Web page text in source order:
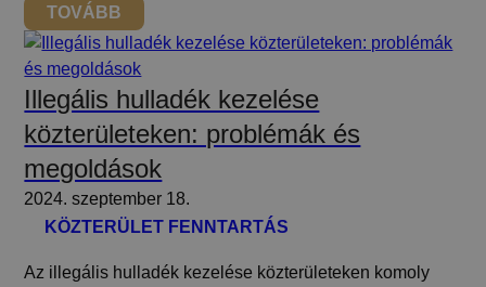
TOVÁBB
Illegális hulladék kezelése
közterületeken: problémák és
megoldások
2024. szeptember 18.
KÖZTERÜLET FENNTARTÁS
Az illegális hulladék kezelése közterületeken komoly